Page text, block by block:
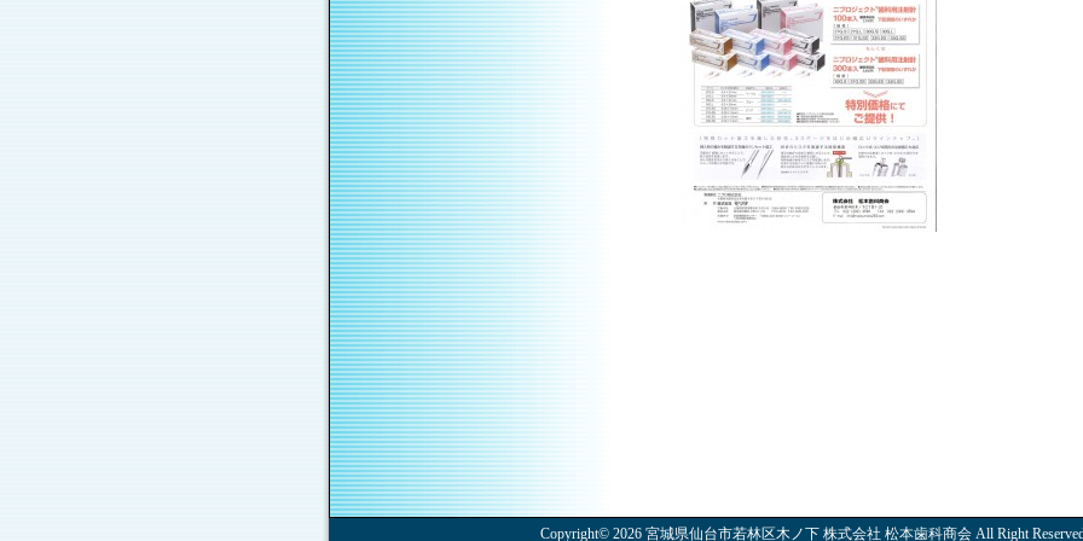
Copyright© 2026 宮城県仙台市若林区木ノ下 株式会社 松本歯科商会 All Right